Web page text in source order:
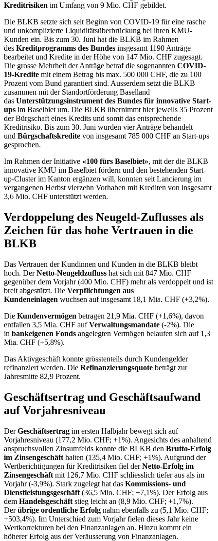
Kreditrisiken im Umfang von 9 Mio. CHF gebildet.
Die BLKB setzte sich seit Beginn von COVID-19 für eine rasche
und unkomplizierte Liquiditätsüberbrückung bei ihren KMU-
Kunden ein. Bis zum 30. Juni hat die BLKB im Rahmen
des Kreditprogramms des Bundes insgesamt 1190 Anträge
bearbeitet und Kredite in der Höhe von 147 Mio. CHF zugesagt.
Die grosse Mehrheit der Anträge betraf die sogenannten COVID-
19-Kredite mit einem Betrag bis max. 500 000 CHF, die zu 100
Prozent vom Bund garantiert sind. Ausserdem setzt die BLKB
zusammen mit der Standortförderung Baselland
das Unterstützungsinstrument des Bundes für innovative Start-
ups im Baselbiet um. Die BLKB übernimmt hier jeweils 35 Prozent
der Bürgschaft eines Kredits und somit das entsprechende
Kreditrisiko. Bis zum 30. Juni wurden vier Anträge behandelt
und Bürgschaftskredite von insgesamt 785 000 CHF an Start-ups
gesprochen.
Im Rahmen der Initiative «100 fürs Baselbiet», mit der die BLKB
innovative KMU im Baselbiet fördern und den bestehenden Start-
up-Cluster im Kanton ergänzen will, konnten seit Lancierung im
vergangenen Herbst vierzehn Vorhaben mit Krediten von insgesamt
3,6 Mio. CHF unterstützt werden.
Verdoppelung des Neugeld-Zuflusses als
Zeichen für das hohe Vertrauen in die
BLKB
Das Vertrauen der Kundinnen und Kunden in die BLKB bleibt
hoch. DerNetto-Neugeldzufluss hat sich mit 847 Mio. CHF
gegenüber dem Vorjahr (400 Mio. CHF) mehr als verdoppelt und ist
breit abgestützt. Die Verpflichtungen aus
Kundeneinlagen wuchsen auf insgesamt 18,1 Mia. CHF (+3,2%).
Die Kundenvermögen betragen 21,9 Mia. CHF (+1,6%), davon
entfallen 3,5 Mia. CHF aufVerwaltungsmandate (-2%). Die
in bankeigenen Fonds angelegten Vermögen belaufen sich auf 1,3
Mia. CHF (+5,8%).
Das Aktivgeschäft konnte grösstenteils durch Kundengelder
refinanziert werden. Die Refinanzierungsquote beträgt zur
Jahresmitte 82,9 Prozent.
Geschäftsertrag und Geschäftsaufwand
auf Vorjahresniveau
DerGeschäftsertrag im ersten Halbjahr bewegt sich auf
Vorjahresniveau (177,2 Mio. CHF; +1%). Angesichts des anhaltend
anspruchsvollen Zinsumfelds konnte die BLKB den Brutto-Erfolg
im Zinsengeschäft halten (135,4 Mio. CHF; +1%). Aufgrund der
Wertberichtigungen für Kreditrisiken fiel derNetto-Erfolg im
Zinsengeschäft mit 126,7 Mio. CHF schliesslich tiefer aus als im
Vorjahr (-3,9%). Stark zugelegt hat das Kommissions- und
Dienstleistungsgeschäft (36,5 Mio. CHF; +7,1%). Der Erfolg aus
dem Handelsgeschäft stieg leicht an (8,9 Mio. CHF; +1,7%).
Derübrige ordentliche Erfolg nahm ebenfalls zu (5,1 Mio. CHF;
+503,4%). Im Unterschied zum Vorjahr fielen dieses Jahr keine
Wertkorrekturen bei den Finanzanlagen an. Hinzu kommt ein
höherer Erfolg aus der Veräusserung von Finanzanlagen.